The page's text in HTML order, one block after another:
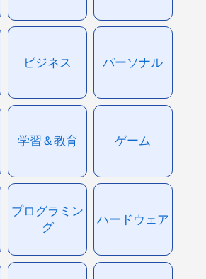
ビジネス パーソナル
学習＆教育 ゲーム
プログラミン
グ
ハードウェア